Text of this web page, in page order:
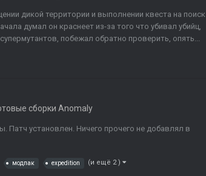
дикой территории и выполнении квеста на поиск
думал он краснеет из-за того что убивал убийц,
побежал обратно проверить, опять...
сборки Anomaly
Патч установлен. Ничего прочего не добавлял в
модпак expedition (и ещё 2 )